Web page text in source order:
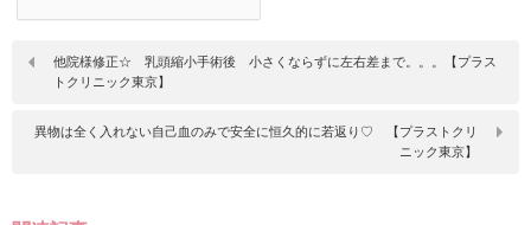
他院様修正☆ 乳頭縮小手術後 小さくならずに左右差まで。。。【プラス
トクリニック東京】
異物は全く入れない自己血のみで安全に恒久的に若返り♡ 【プラストクリ
ニック東京】